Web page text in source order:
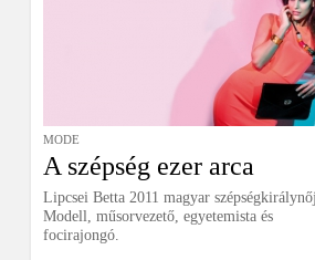
MODE
A szépség ezer arca
Lipcsei Betta 2011 magyar
Modell, műsorvezető, egyetemista és
focirajongó.